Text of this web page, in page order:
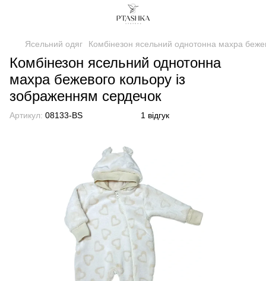
Ясельний одяг Комбінезон ясельний однотонна махра
Комбінезон ясельний однотонна
махра бежевого кольору із
зображенням сердечок
Артикул: 08133-BS 1 відгук